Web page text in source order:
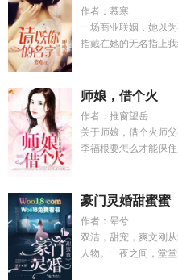
作者：慕寒
一场商业联姻，她以
指戴在她的无名指上
师娘，借个火
作者：推窗望岳
关于师娘，借个火师
李福根要怎么才能保
豪门灵婚甜蜜蜜
作者：晕兮
双洁，甜宠，爽文刚
人物。一夜之间，堂